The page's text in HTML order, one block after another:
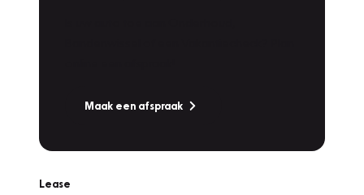
Maak een afspraak
Lease